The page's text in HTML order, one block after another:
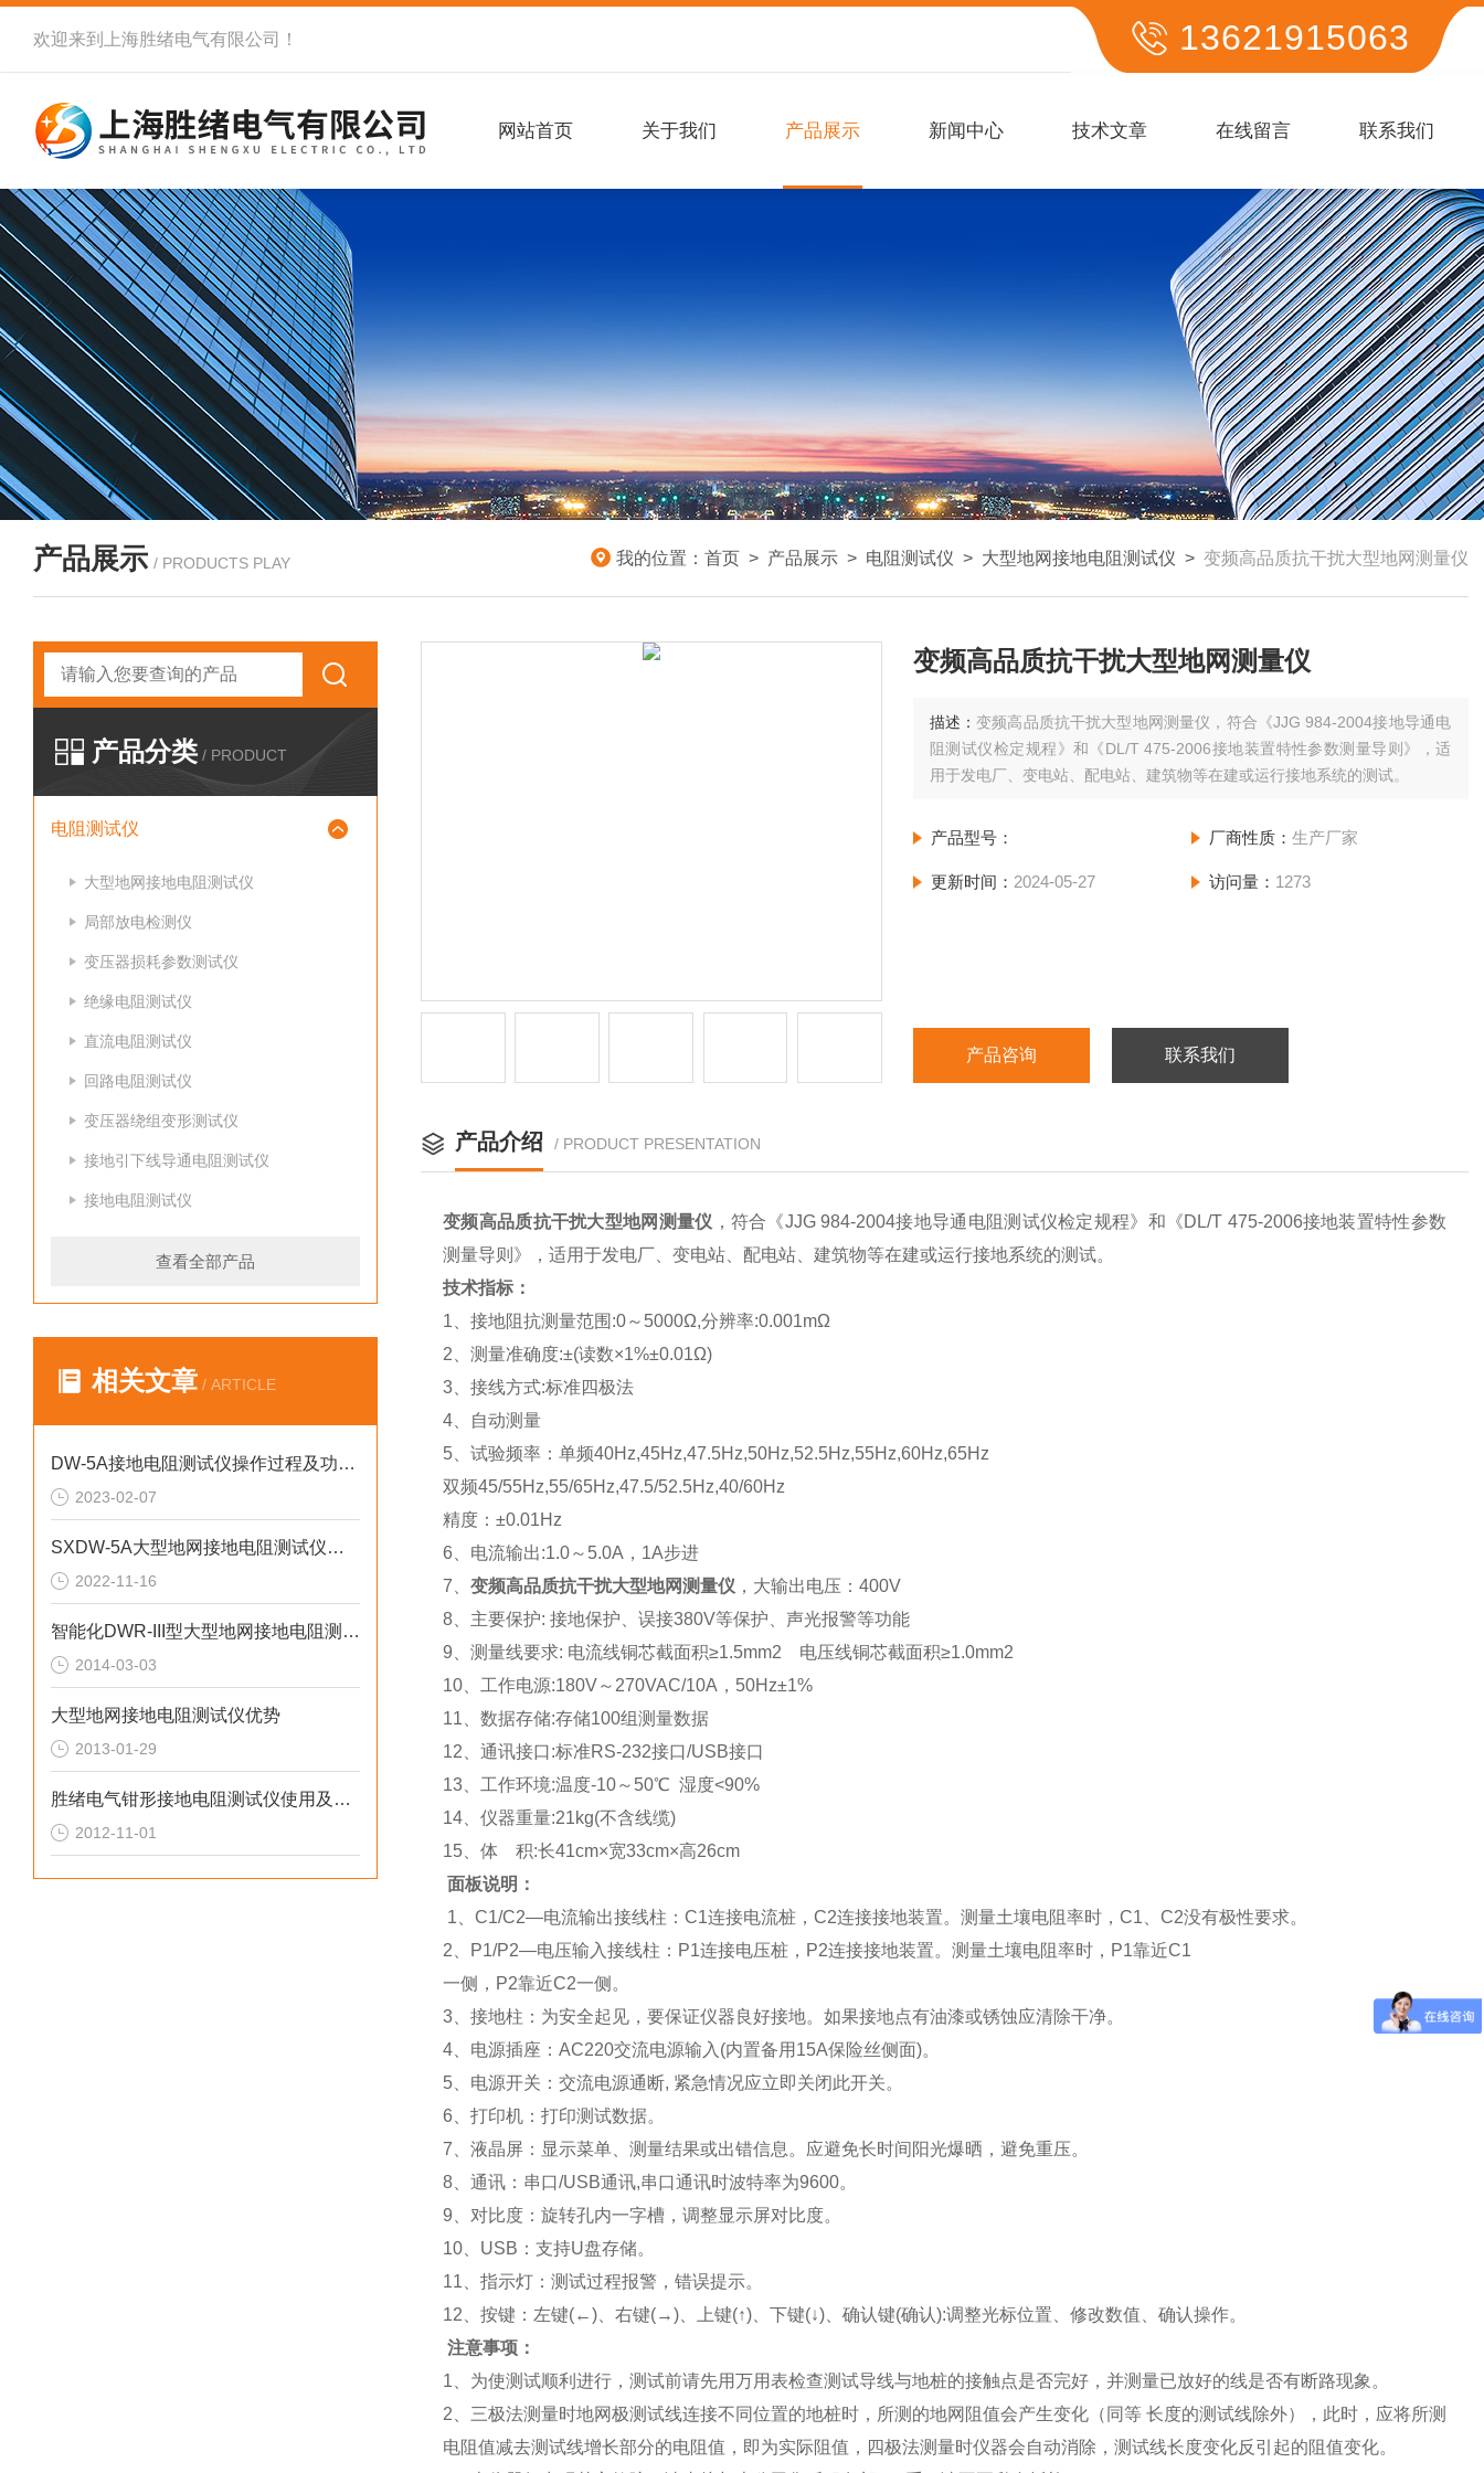
欢迎来到 上海胜绪电气有限公司 ！ 13621915063
网站首页 关于我们 产品展示 新闻中心 技术文章 在线留言 联系我们
产品展示 / PRODUCTS PLAY 我的位置： 首页 > 产品展示 > 电阻测试仪 > 大型地网接地电阻测试仪 > 变频高品质抗干扰大型地网测量仪
产品分类 / PRODUCT
电阻测试仪
大型地网接地电阻测试仪
局部放电检测仪
变压器损耗参数测试仪
绝缘电阻测试仪
直流电阻测试仪
回路电阻测试仪
变压器绕组变形测试仪
接地引下线导通电阻测试仪
接地电阻测试仪
查看全部产品
相关文章 / ARTICLE
DW-5A接地电阻测试仪操作过程及功能说明
2023-02-07
SXDW-5A大型地网接地电阻测试仪的测试原理和使用注意事项
2022-11-16
智能化DWR-III型大型地网接地电阻测试仪特点
2014-03-03
大型地网接地电阻测试仪优势
2013-01-29
胜绪电气钳形接地电阻测试仪使用及注意事项
2012-11-01
变频高品质抗干扰大型地网测量仪
描述：变频高品质抗干扰大型地网测量仪，符合《JJG 984-2004接地导通电
阻测试仪检定规程》和《DL/T 475-2006接地装置特性参数测量导则》，适
用于发电厂、变电站、配电站、建筑物等在建或运行接地系统的测试。
产品型号： 厂商性质： 生产厂家
更新时间： 2024-05-27 访问量： 1273
产品咨询 联系我们
产品介绍 / PRODUCT PRESENTATION
变频高品质抗干扰大型地网测量仪 ，符合《JJG 984-2004接地导通电阻测试仪检定规程》和《DL/T 475-2006接地装置特性参数
测量导则》，适用于发电厂、变电站、配电站、建筑物等在建或运行接地系统的测试。
技术指标：
1、接地阻抗测量范围:0～5000Ω,分辨率:0.001mΩ
2、测量准确度:±(读数×1%±0.01Ω)
3、接线方式:标准四极法
4、自动测量
5、试验频率：单频40Hz,45Hz,47.5Hz,50Hz,52.5Hz,55Hz,60Hz,65Hz
双频45/55Hz,55/65Hz,47.5/52.5Hz,40/60Hz
精度：±0.01Hz
6、电流输出:1.0～5.0A，1A步进
7、 变频高品质抗干扰大型地网测量仪 ，大输出电压：400V
8、主要保护: 接地保护、误接380V等保护、声光报警等功能
9、测量线要求: 电流线铜芯截面积≥1.5mm2 电压线铜芯截面积≥1.0mm2
10、工作电源:180V～270VAC/10A，50Hz±1%
11、数据存储:存储100组测量数据
12、通讯接口:标准RS-232接口/USB接口
13、工作环境:温度-10～50℃ 湿度<90%
14、仪器重量:21kg(不含线缆)
15、体 积:长41cm×宽33cm×高26cm
面板说明：
1、C1/C2—电流输出接线柱：C1连接电流桩，C2连接接地装置。测量土壤电阻率时，C1、C2没有极性要求。
2、P1/P2—电压输入接线柱：P1连接电压桩，P2连接接地装置。测量土壤电阻率时，P1靠近C1
一侧，P2靠近C2一侧。
3、接地柱：为安全起见，要保证仪器良好接地。如果接地点有油漆或锈蚀应清除干净。
4、电源插座：AC220交流电源输入(内置备用15A保险丝侧面)。
5、电源开关：交流电源通断, 紧急情况应立即关闭此开关。
6、打印机：打印测试数据。
7、液晶屏：显示菜单、测量结果或出错信息。应避免长时间阳光爆晒，避免重压。
8、通讯：串口/USB通讯,串口通讯时波特率为9600。
9、对比度：旋转孔内一字槽，调整显示屏对比度。
10、USB：支持U盘存储。
11、指示灯：测试过程报警，错误提示。
12、按键：左键(←)、右键(→)、上键(↑)、下键(↓)、确认键(确认):调整光标位置、修改数值、确认操作。
注意事项：
1、为使测试顺利进行，测试前请先用万用表检查测试导线与地桩的接触点是否完好，并测量已放好的线是否有断路现象。
2、三极法测量时地网极测试线连接不同位置的地桩时，所测的地网阻值会产生变化（同等 长度的测试线除外），此时，应将所测
电阻值减去测试线增长部分的电阻值，即为实际阻值，四极法测量时仪器会自动消除，测试线长度变化反引起的阻值变化。